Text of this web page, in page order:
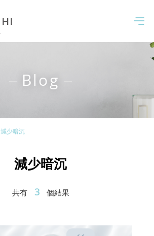
Blog
減少暗沉
減少暗沉
共有 3 個結果